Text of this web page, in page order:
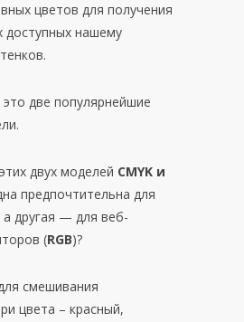
цветов для получения
доступных нашему
две популярнейшие
двух моделей CMYK и
предпочтительна для
а другая — для веб-
(RGB)?
смешивания
цвета – красный,